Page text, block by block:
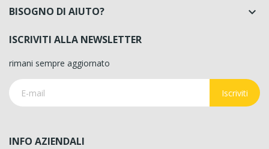
BISOGNO DI AIUTO? 
ISCRIVITI ALLA NEWSLETTER
rimani sempre aggiornato
Iscriviti
INFO AZIENDALI